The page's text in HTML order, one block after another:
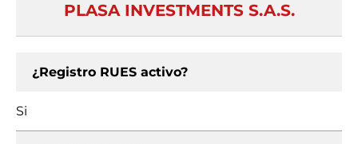
PLASA INVESTMENTS S.A.S.
¿Registro RUES activo?
Si